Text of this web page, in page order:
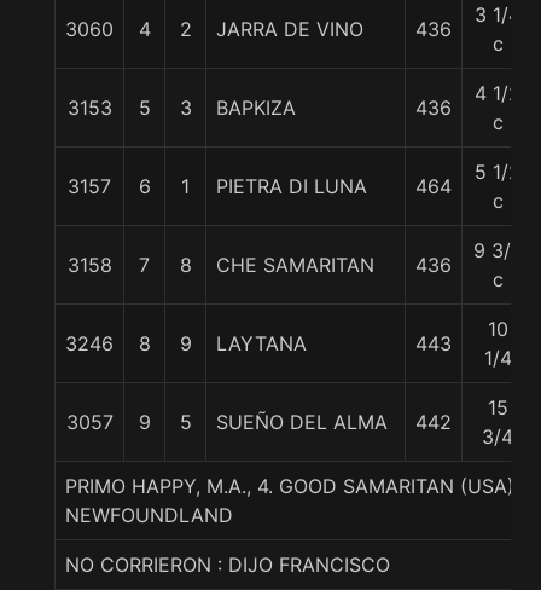
3060 4 2 JARRA DE VINO 436
3 1/4
c
3153 5 3 BAPKIZA 436
4 1/2
c
3157 6 1 PIETRA DI LUNA 464
5 1/2
c
3158 7 8 CHE SAMARITAN 436
9 3/4
c
3246 8 9 LAYTANA 443
10
1/4
3057 9 5 SUEÑO DEL ALMA 442
15
3/4
PRIMO HAPPY, M.A., 4. GOOD SAMARITAN (USA)-
NEWFOUNDLAND
NO CORRIERON : DIJO FRANCISCO